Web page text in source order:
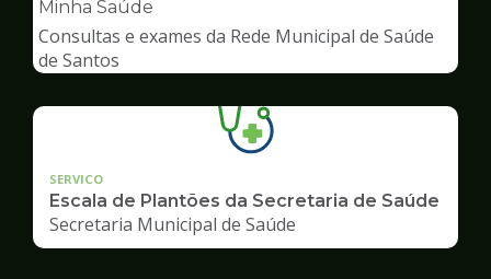
de
Saúde
Minha Saúde
Consultas e exames da Rede Municipal de Saúde
de Santos
SERVICO
Escala de Plantões da Secretaria de Saúde
Secretaria Municipal de Saúde